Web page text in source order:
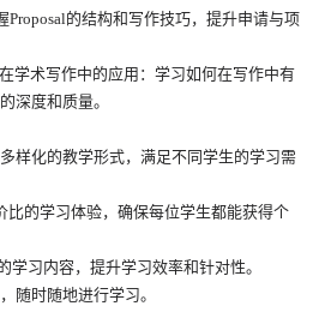
Proposal的结构和写作技巧，提升申请与项
学术写作中的应用：学习如何在写作中有
深度和质量。
样化的教学形式，满足不同学生的学习需
比的学习体验，确保每位学生都能获得个
学习内容，提升学习效率和针对性。
随时随地进行学习。